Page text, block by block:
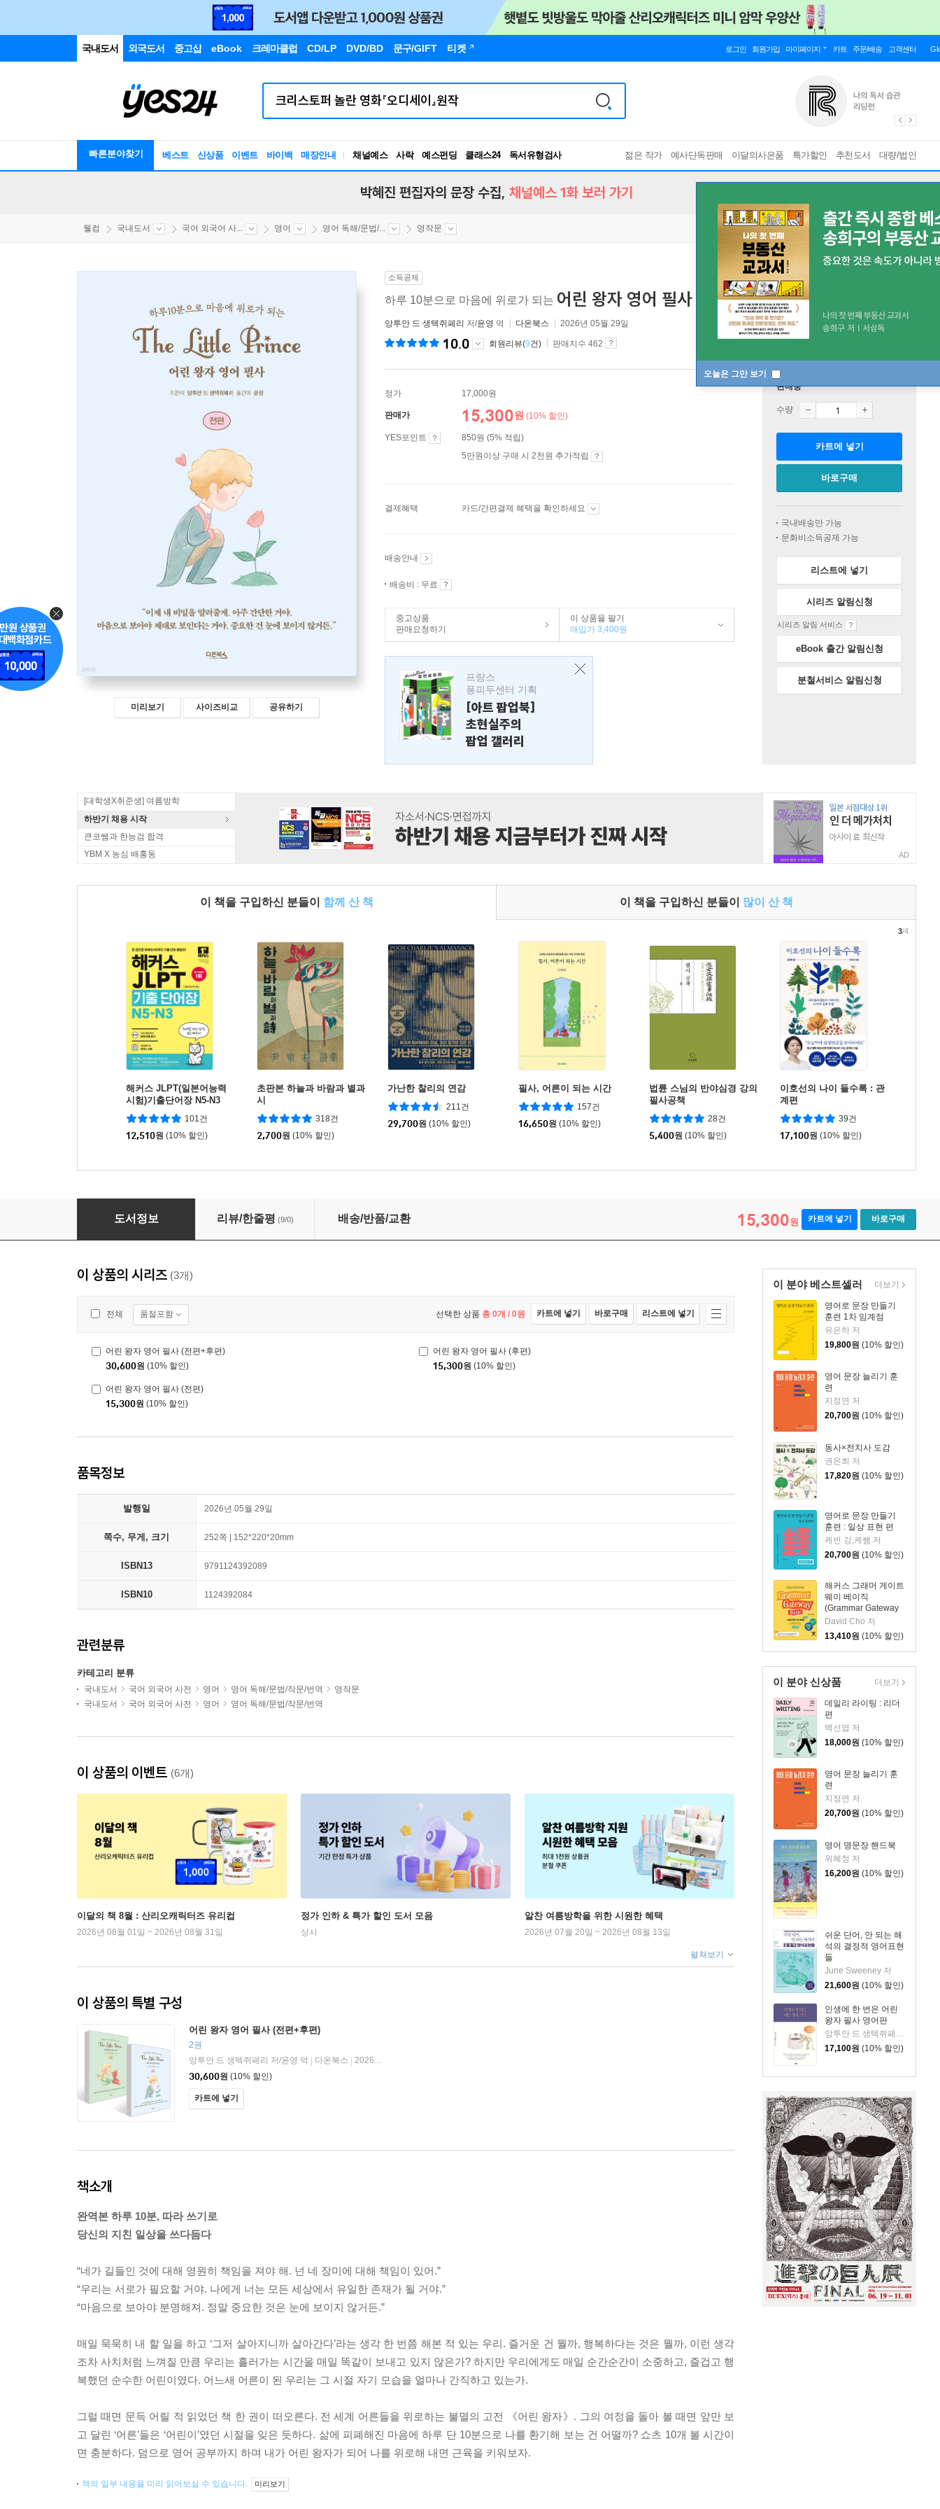
국내도서 외국도서 중고샵 eBook 크레마클럽 CD/LP DVD/BD 문구/GIFT 티켓 로그인 회원가입 마이페이지 카트 주문/배송 고객센터
빠른분야찾기 베스트 신상품 이벤트 바이백 매장안내 채널예스 사락 예스펀딩 클래스24
독서유형검사
RBTI Lab
젊은 작가 예사단독판매 이달의사은품 특가할인 추천도서 대량/법인
오늘은 그만 보기
박혜진 편집자의 문장 수집, 채널예스 1화 보러 가기
웰컴 국내도서 국어 외국어 사... 영어 영어 독해/문법/... 영작문
미리보기 사이즈비교 공유하기
소득공제
하루 10분으로 마음에 위로가 되는 어린 왕자 영어 필사 (전편)
앙투안 드 생텍쥐페리 저/윤영 역 다온북스 2026년 05월 29일
10.0 회원리뷰(9건) 판매지수 462
정가 17,000원
판매가 15,300원 (10% 할인)
YES포인트
850원 (5% 적립)
5만원이상 구매 시 2천원 추가적립
결제혜택 카드/간편결제 혜택을 확인하세요
배송안내
배송비 : 무료
중고상품
판매요청하기
이 상품을 팔기
매입가 3,400원
프랑스
퐁피두센터 기획
[아트 팝업북]
초현실주의
팝업 갤러리
판매중
수량
카트에 넣기
바로구매
국내배송만 가능
문화비소득공제 가능
리스트에 넣기
시리즈 알림신청
시리즈 알림 서비스
eBook 출간 알림신청
분철서비스 알림신청
[대학생X취준생] 여름방학
하반기 채용 시작
큰코쌤과 한능검 합격
YBM X 농심 배홍동
AD
이 책을 구입하신 분들이 함께 산 책 이 책을 구입하신 분들이 많이 산 책
해커스 JLPT(일본어능력
시험)기출단어장 N5-N3
101건
12,510원 (10% 할인)
초판본 하늘과 바람과 별과
시
318건
2,700원 (10% 할인)
가난한 찰리의 연감
211건
29,700원 (10% 할인)
필사, 어른이 되는 시간
157건
16,650원 (10% 할인)
법륜 스님의 반야심경 강의
필사공책
28건
5,400원 (10% 할인)
이호선의 나이 들수록 : 관
계편
39건
17,100원 (10% 할인)
3/4
어린 왕자 영어 필사 (전편)
도서정보 리뷰/한줄평 (9/0) 배송/반품/교환 15,300원 카트에 넣기 바로구매
이 분야 베스트셀러
영어로 문장 만들기
훈련 1차 임계점
유은하 저
19,800원 (10% 할인)
영어 문장 늘리기 훈
련
지정연 저
20,700원 (10% 할인)
동사×전치사 도감
권은희 저
17,820원 (10% 할인)
영어로 문장 만들기
훈련 : 일상 표현 편
케빈 강,케쌤 저
20,700원 (10% 할인)
해커스 그래머 게이트
웨이 베이직
(Grammar Gateway
Basic)
David Cho 저
13,410원 (10% 할인)
더보기
이 분야 신상품
데일리 라이팅 : 리더
편
백선엽 저
18,000원 (10% 할인)
영어 문장 늘리기 훈
련
지정연 저
20,700원 (10% 할인)
영어 명문장 핸드북
위혜정 저
16,200원 (10% 할인)
쉬운 단어, 안 되는 해
석의 결정적 영어표현
들
June Sweeney 저
21,600원 (10% 할인)
인생에 한 번은 어린
왕자 필사 영어판
앙투안 드 생텍쥐페리 저/송근아 역
17,100원 (10% 할인)
더보기
이 상품의 시리즈 (3개)
전체 품절포함 선택한 상품 총 0개 / 0원 카트에 넣기 바로구매 리스트에 넣기
어린 왕자 영어 필사 (전편+후편)
30,600원 (10% 할인)
어린 왕자 영어 필사 (후편)
15,300원 (10% 할인)
어린 왕자 영어 필사 (전편)
15,300원 (10% 할인)
품목정보
발행일 2026년 05월 29일
쪽수, 무게, 크기 252쪽 | 152*220*20mm
ISBN13 9791124392089
ISBN10 1124392084
관련분류
카테고리 분류
국내도서 국어 외국어 사전 영어 영어 독해/문법/작문/번역
영작문
국내도서
국어 외국어 사전 영어 영어 독해/문법/작문/번역
이 상품의 이벤트 (6개)
이달의 책 8월 : 산리오캐릭터즈 유리컵
2026년 08월 01일 ~ 2026년 08월 31일
정가 인하 & 특가 할인 도서 모음
상시
알찬 여름방학을 위한 시원한 혜택
2026년 07월 20일 ~ 2026년 08월 13일
펼쳐보기
이 상품의 특별 구성
어린 왕자 영어 필사 (전편+후편)
2권
앙투안 드 생텍쥐페리 저/윤영 역
다온북스
2026년 05월 29일
30,600원 (10% 할인)
카트에 넣기
책소개
완역본 하루 10분, 따라 쓰기로
당신의 지친 일상을 쓰다듬다
“네가 길들인 것에 대해 영원히 책임을 져야 해. 넌 네 장미에 대해 책임이 있어.”
“우리는 서로가 필요할 거야. 나에게 너는 모든 세상에서 유일한 존재가 될 거야.”
“마음으로 보아야 분명해져. 정말 중요한 것은 눈에 보이지 않거든.”
매일 묵묵히 내 할 일을 하고 ‘그저 살아지니까 살아간다’라는 생각 한 번쯤 해본 적 있는 우리. 즐거운 건 뭘까, 행복하다는 것은 뭘까, 이런 생각
조차 사치처럼 느껴질 만큼 우리는 흘러가는 시간을 매일 똑같이 보내고 있지 않은가? 하지만 우리에게도 매일 순간순간이 소중하고, 즐겁고 행
복했던 순수한 어린이였다. 어느새 어른이 된 우리는 그 시절 자기 모습을 얼마나 간직하고 있는가.
그럴 때면 문득 어릴 적 읽었던 책 한 권이 떠오른다. 전 세계 어른들을 위로하는 불멸의 고전 《어린 왕자》. 그의 여정을 돌아 볼 때면 앞만 보
고 달린 ‘어른’들은 ‘어린이’였던 시절을 잊은 듯하다. 삶에 피폐해진 마음에 하루 단 10분으로 나를 환기해 보는 건 어떨까? 쇼츠 10개 볼 시간이
면 충분하다. 덤으로 영어 공부까지 하며 내가 어린 왕자가 되어 나를 위로해 내면 근육을 키워보자.
책의 일부 내용을 미리 읽어보실 수 있습니다. 미리보기